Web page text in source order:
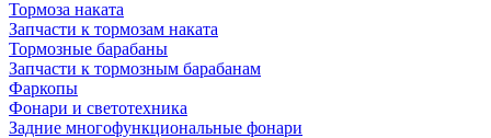
Тормоза наката
Запчасти к тормозам наката
Тормозные барабаны
Запчасти к тормозным барабанам
Фаркопы
Фонари и светотехника
Задние многофункциональные фонари